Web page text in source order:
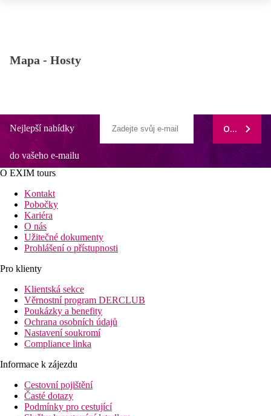
Mapa - Hosty
Nejlepší nabídky
do vašeho e-mailu
ODEBÍRAT
O EXIM tours
Kontakt
Pobočky
Kariéra
O nás
Užitečné dokumenty
Prohlášení o přístupnosti
Pro klienty
Klientská sekce
Věrnostní program DERCLUB
Poukázky a benefity
Ochrana osobních údajů
Nastavení soukromí
Compliance linka
Informace k zájezdu
Cestovní pojištění
Časté dotazy
Podmínky pro cestující